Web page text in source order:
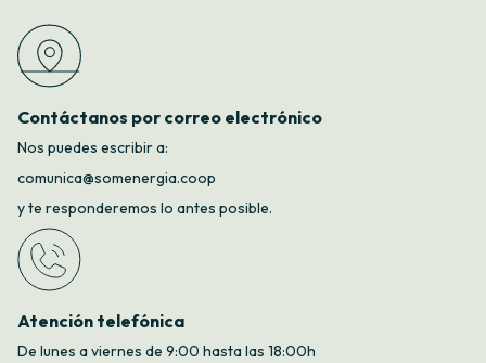
Contáctanos por correo electrónico
Nos puedes escribir a:
comunica@somenergia.coop
y te responderemos lo antes posible.
Atención telefónica
De lunes a viernes de 9:00 hasta las 18:00h